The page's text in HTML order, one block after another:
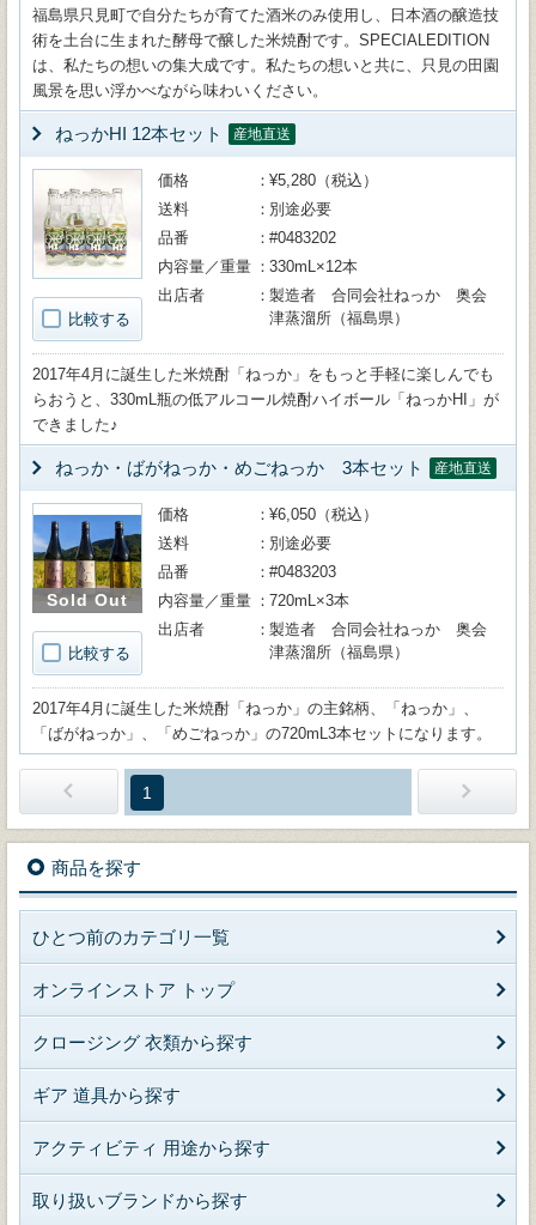
福島県只見町で自分たちが育てた酒米のみ使用し、日本酒の醸造技
術を土台に生まれた酵母で醸した米焼酎です。SPECIALEDITION
は、私たちの想いの集大成です。私たちの想いと共に、只見の田園
風景を思い浮かべながら味わいください。
ねっかHI 12本セット 産地直送
比較する
価格
¥5,280（税込）
送料
別途必要
品番
#0483202
内容量／重量
330mL×12本
出店者
製造者 合同会社ねっか 奥会
津蒸溜所（福島県）
2017年4月に誕生した米焼酎「ねっか」をもっと手軽に楽しんでも
らおうと、330mL瓶の低アルコール焼酎ハイボール「ねっかHI」が
できました♪
ねっか・ばがねっか・めごねっか 3本セット 産地直送
Sold Out
比較する
価格
¥6,050（税込）
送料
別途必要
品番
#0483203
内容量／重量
720mL×3本
出店者
製造者 合同会社ねっか 奥会
津蒸溜所（福島県）
2017年4月に誕生した米焼酎「ねっか」の主銘柄、「ねっか」、
「ばがねっか」、「めごねっか」の720mL3本セットになります。
1
商品を探す
ひとつ前のカテゴリ一覧
オンラインストア トップ
クロージング 衣類から探す
ギア 道具から探す
アクティビティ 用途から探す
取り扱いブランドから探す